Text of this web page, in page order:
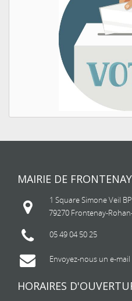
MAIRIE DE
1 Square Simone Veil
79270 Frontenay-
05 49 04 50 25
Envoyez-nous un e-mail
HORAIRES